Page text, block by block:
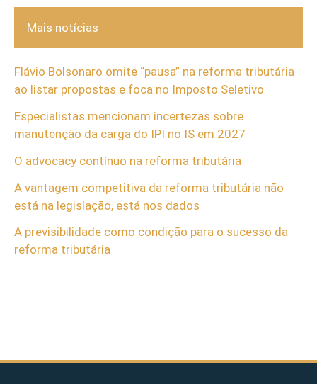
Mais notícias
Flávio Bolsonaro omite “pausa” na reforma tributária
ao listar propostas e foca no Imposto Seletivo
Especialistas mencionam incertezas sobre
manutenção da carga do IPI no IS em 2027
O advocacy contínuo na reforma tributária
A vantagem competitiva da reforma tributária não
está na legislação, está nos dados
A previsibilidade como condição para o sucesso da
reforma tributária